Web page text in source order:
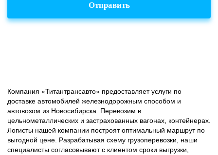
Отправить
Компания «Титантрансавто» предоставляет услуги по
доставке автомобилей железнодорожным способом и
автовозом из Новосибирска. Перевозим в
цельнометаллических и застрахованных вагонах, контейнерах.
Логисты нашей компании построят оптимальный маршрут по
выгодной цене. Разрабатывая схему грузоперевозки, наши
специалисты согласовывают с клиентом сроки выгрузки,